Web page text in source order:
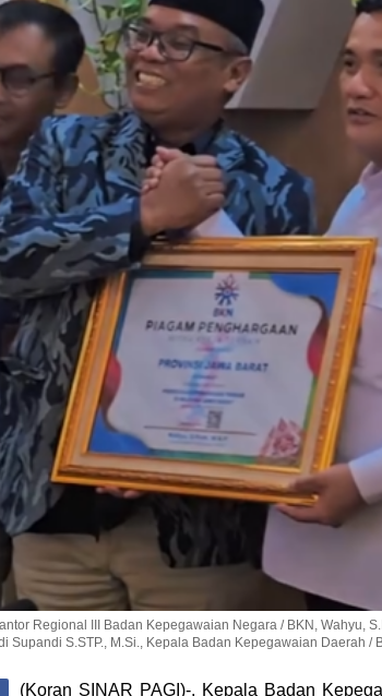
Regional III Badan Kepegawaian Negara / BKN, Wahyu,
Supandi S.STP., M.Si., Kepala Badan Kepegawaian Daerah /
(Koran SINAR PAGI)-, Kepala Badan